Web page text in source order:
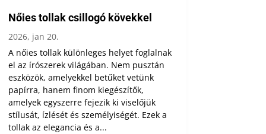
Nőies tollak csillogó kövekkel
2026, jan 20.
A nőies tollak különleges helyet foglalnak
el az írószerek világában. Nem pusztán
eszközök, amelyekkel betűket vetünk
papírra, hanem finom kiegészítők,
amelyek egyszerre fejezik ki viselőjük
stílusát, ízlését és személyiségét. Ezek a
tollak az elegancia és a...